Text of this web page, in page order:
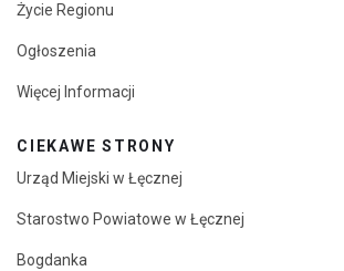
Życie Regionu
Ogłoszenia
Więcej Informacji
CIEKAWE STRONY
Urząd Miejski w Łęcznej
Starostwo Powiatowe w Łęcznej
Bogdanka